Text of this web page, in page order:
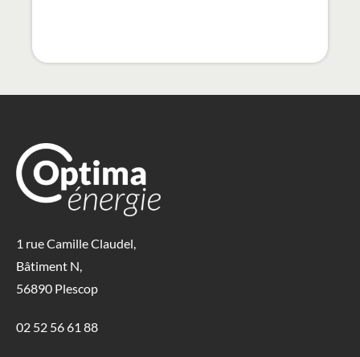
1 rue Camille Claudel,
Bâtiment N,
56890 Plescop
02 52 56 61 88